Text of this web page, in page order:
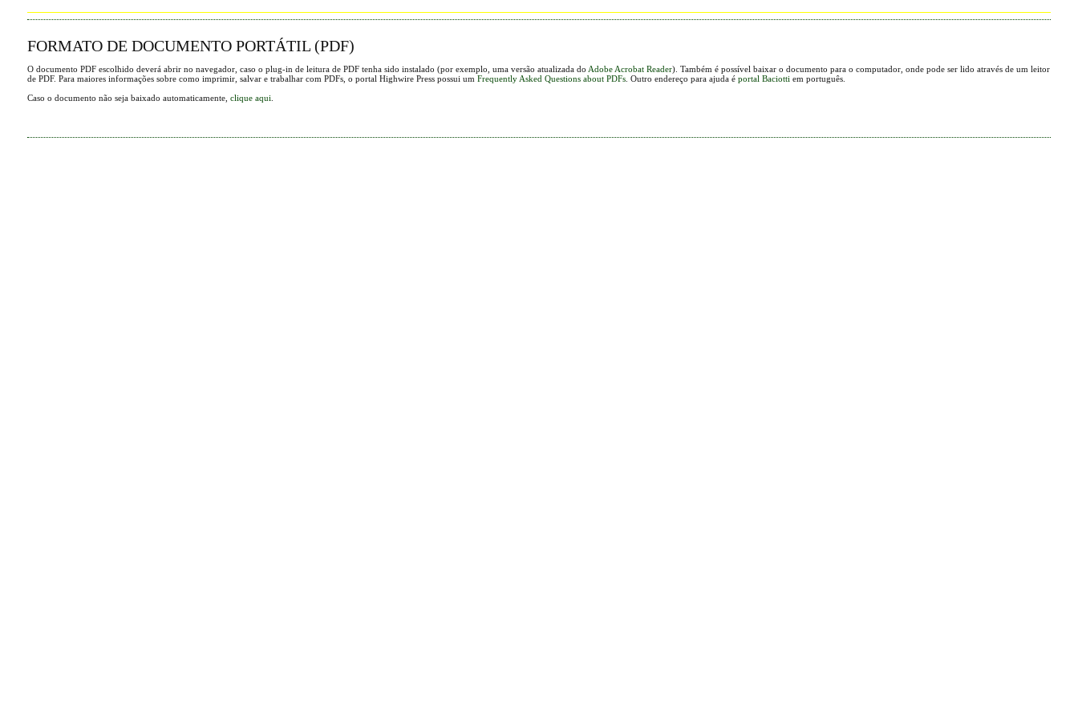
FORMATO DE DOCUMENTO PORTÁTIL (PDF)
O documento PDF escolhido deverá abrir no navegador, caso o plug-in de leitura de PDF tenha sido instalado (por exemplo, uma versão atualizada do Adobe Acrobat Reader). Também é possível baixar o documento para o computador, onde pode ser lido através de um leitor
de PDF. Para maiores informações sobre como imprimir, salvar e trabalhar com PDFs, o portal Highwire Press possui um Frequently Asked Questions about PDFs. Outro endereço para ajuda é portal Baciotti em português.
Caso o documento não seja baixado automaticamente, clique aqui